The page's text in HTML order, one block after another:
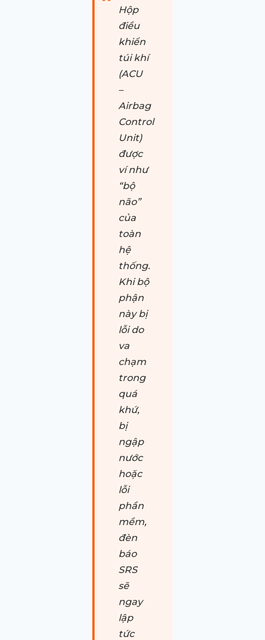
Hộp
điều
khiển
túi khí
(ACU
–
Airbag
Control
Unit)
được
ví như
“bộ
não”
của
toàn
hệ
thống.
Khi bộ
phận
này bị
lỗi do
va
chạm
trong
quá
khứ,
bị
ngập
nước
hoặc
lỗi
phần
mềm,
đèn
báo
SRS
sẽ
ngay
lập
tức